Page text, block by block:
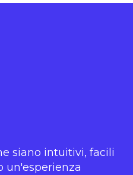
siano intuitivi, facili
un'esperienza